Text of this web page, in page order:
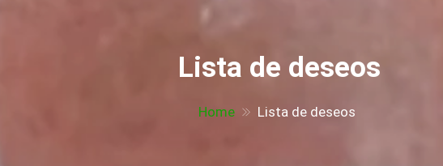
Lista de deseos
Home Lista de deseos